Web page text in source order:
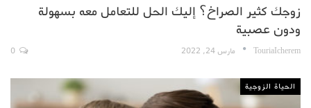
زوجك كثير الصراخ؟ إليك الحل للتعامل معه بسهولة
ودون عصبية
TouriaIcherem مارس 24, 2022
الحياة الزوجية